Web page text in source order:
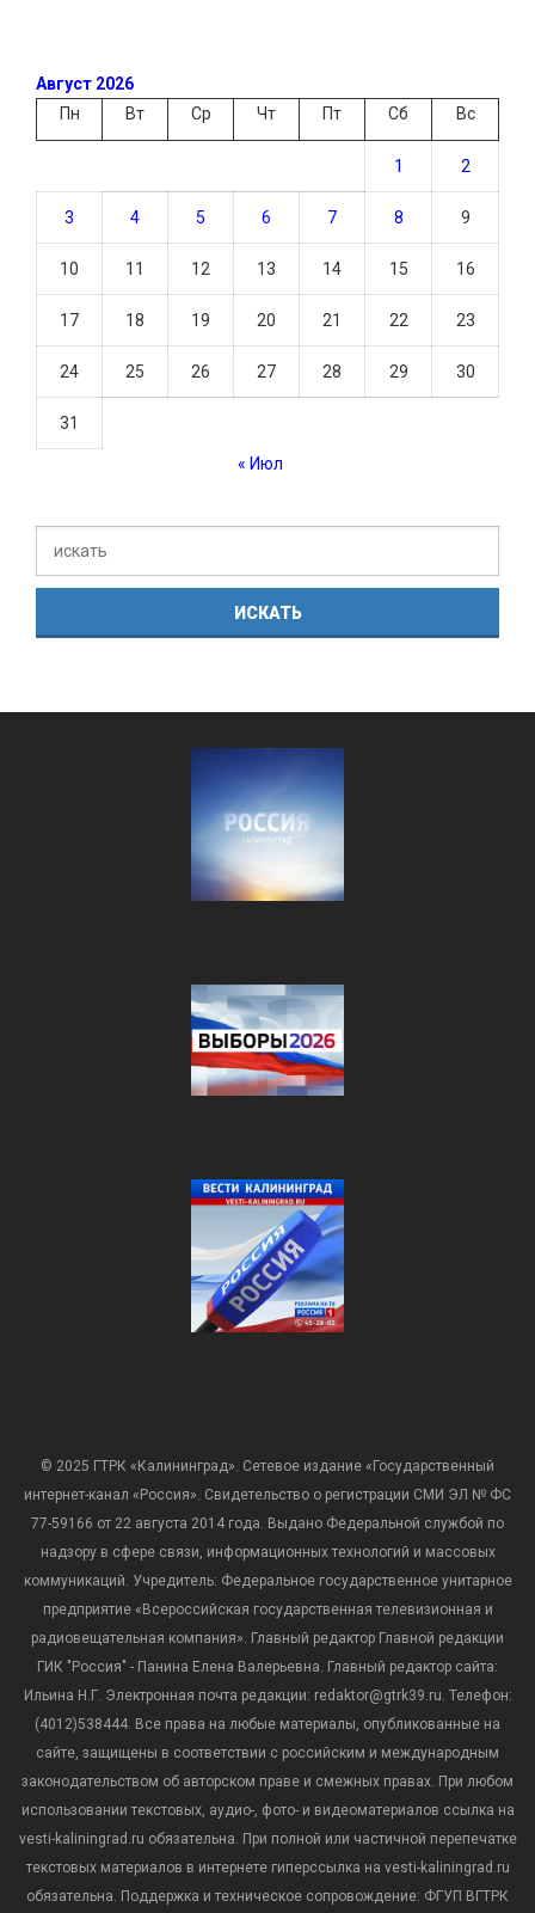
Август 2026
Пн
Вт Ср Чт Пт Сб Вс
1 2
3 4 5 6 7 8 9
10 11 12 13 14 15 16
17 18 19 20 21 22 23
24 25 26 27 28 29 30
31
« Июл
© 2025 ГТРК «Калининград». Сетевое издание «Государственный
интернет-канал «Россия». Свидетельство о регистрации СМИ ЭЛ № ФС
77-59166 от 22 августа 2014 года. Выдано Федеральной службой по
надзору в сфере связи, информационных технологий и массовых
коммуникаций. Учредитель: Федеральное государственное унитарное
предприятие «Всероссийская государственная телевизионная и
радиовещательная компания». Главный редактор Главной редакции
ГИК "Россия" - Панина Елена Валерьевна. Главный редактор сайта:
Ильина Н.Г. Электронная почта редакции: redaktor@gtrk39.ru. Телефон:
(4012)538444. Все права на любые материалы, опубликованные на
сайте, защищены в соответствии с российским и международным
законодательством об авторском праве и смежных правах. При любом
использовании текстовых, аудио-, фото- и видеоматериалов ссылка на
vesti-kaliningrad.ru обязательна. При полной или частичной перепечатке
текстовых материалов в интернете гиперссылка на vesti-kaliningrad.ru
обязательна. Поддержка и техническое сопровождение: ФГУП ВГТРК